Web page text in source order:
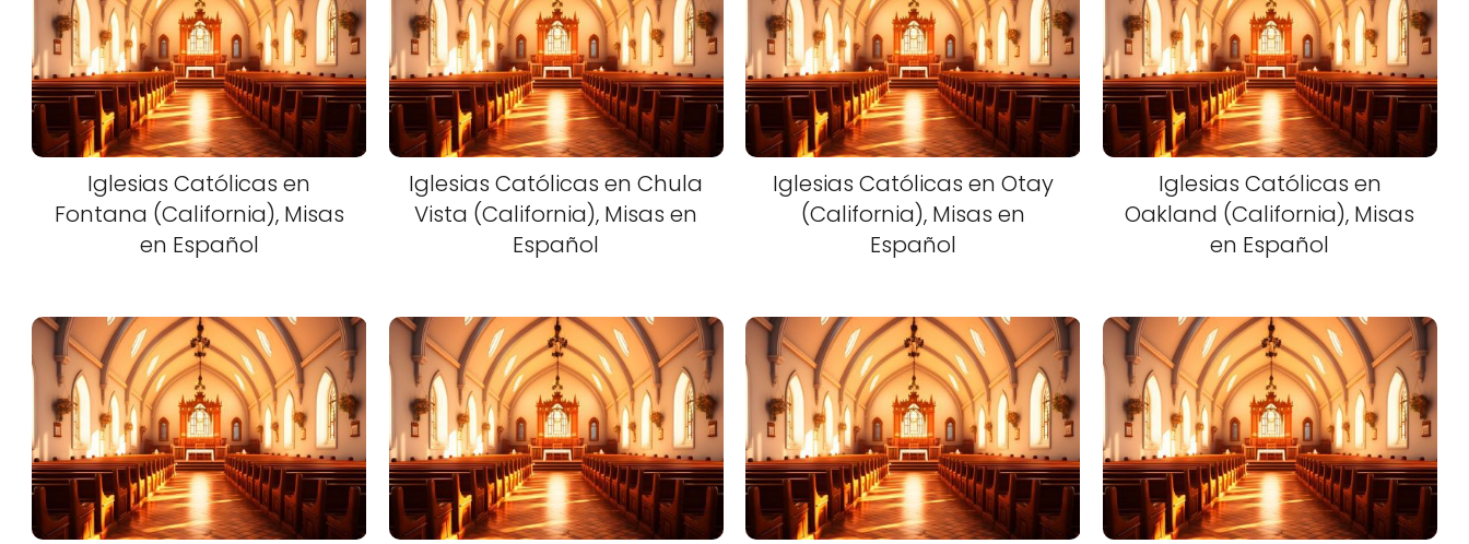
Iglesias Católicas en
Fontana (California), Misas
en Español
Iglesias Católicas en Chula
Vista (California), Misas en
Español
Iglesias Católicas en Otay
(California), Misas en
Español
Iglesias Católicas en
Oakland (California), Misas
en Español